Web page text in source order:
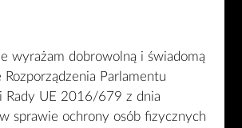
wyrażam dobrowolną i świadomą
Parlamentu
Rady UE 2016/679 z dnia
sprawie ochrony osób fizycznych